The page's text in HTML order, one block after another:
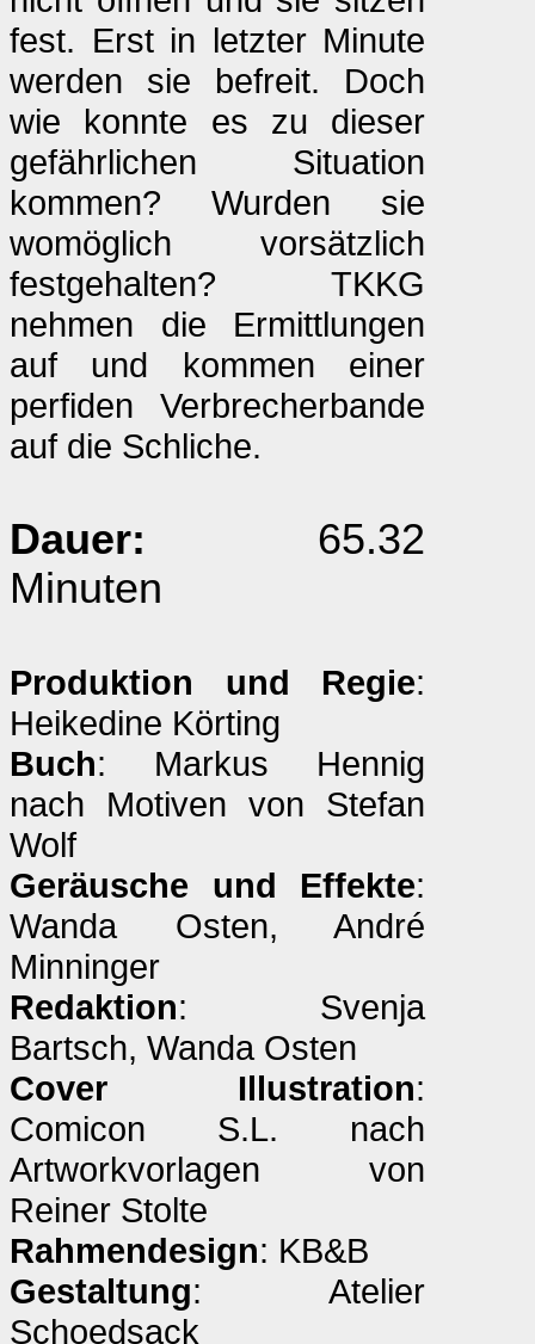
fest. Erst in letzter Minute
werden sie befreit. Doch
wie konnte es zu dieser
gefährlichen Situation
kommen? Wurden sie
womöglich vorsätzlich
festgehalten? TKKG
nehmen die Ermittlungen
auf und kommen einer
perfiden Verbrecherbande
auf die Schliche.
Dauer: 65.32
Minuten
Produktion und Regie:
Heikedine Körting
Buch: Markus Hennig
nach Motiven von Stefan
Wolf
Geräusche und Effekte:
Wanda Osten, André
Minninger
Redaktion: Svenja
Bartsch, Wanda Osten
Cover Illustration:
Comicon S.L. nach
Artworkvorlagen von
Reiner Stolte
Rahmendesign: KB&B
Gestaltung: Atelier
Schoedsack